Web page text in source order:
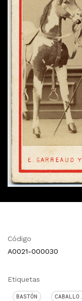
Código
A0021-000030
Etiquetas
BASTÓN CABALLO.